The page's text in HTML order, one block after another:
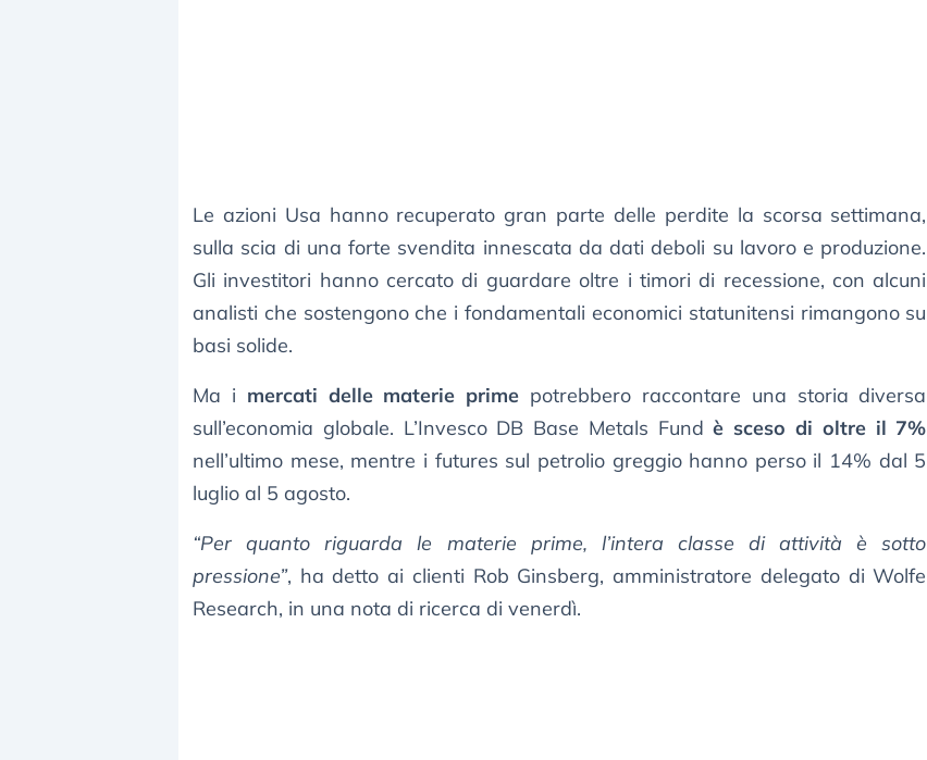
Le azioni Usa hanno recuperato gran parte delle perdite la scorsa settimana,
sulla scia di una forte svendita innescata da dati deboli su lavoro e produzione.
Gli investitori hanno cercato di guardare oltre i timori di recessione, con alcuni
analisti che sostengono che i fondamentali economici statunitensi rimangono su
basi solide.
Ma i mercati delle materie prime potrebbero raccontare una storia diversa
sull’economia globale. L’Invesco DB Base Metals Fundè sceso di oltre il 7%
nell’ultimo mese, mentre i futures sul petrolio greggio hanno perso il 14% dal 5
luglio al 5 agosto.
“Per quanto riguarda le materie prime, l’intera classe di attività è sotto
pressione”, ha detto ai clienti Rob Ginsberg, amministratore delegato di Wolfe
Research, in una nota di ricerca di venerdì.